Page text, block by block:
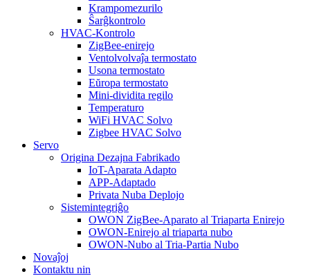
Krampomezurilo
Ŝarĝkontrolo
HVAC-Kontrolo
ZigBee-enirejo
Ventolvolvaĵa termostato
Usona termostato
Eŭropa termostato
Mini-dividita regilo
Temperaturo
WiFi HVAC Solvo
Zigbee HVAC Solvo
Servo
Origina Dezajna Fabrikado
IoT-Aparata Adapto
APP-Adaptado
Privata Nuba Deplojo
Sistemintegriĝo
OWON ZigBee-Aparato al Triaparta Enirejo
OWON-Enirejo al triaparta nubo
OWON-Nubo al Tria-Partia Nubo
Novaĵoj
Kontaktu nin